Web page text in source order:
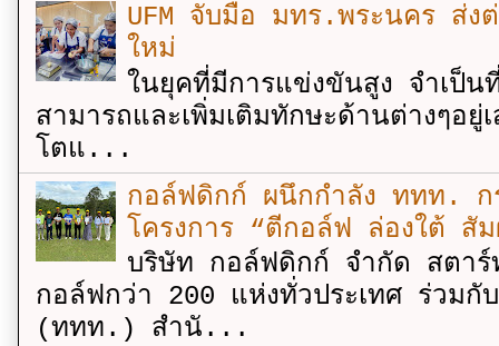
UFM จับมือ มทร.พระนคร ส่งต่
ใหม่
ในยุคที่มีการแข่งขันสูง จำเป็
สามารถและเพิ่มเติมทักษะด้านต่างๆอยู่
โตแ...
กอล์ฟดิกก์ ผนึกกำลัง ททท. ก
โครงการ “ตีกอล์ฟ ล่องใต้ สั
บริษัท กอล์ฟดิกก์ จำกัด สตาร์
กอล์ฟกว่า 200 แห่งทั่วประเทศ ร่วมกั
(ททท.) สำนั...